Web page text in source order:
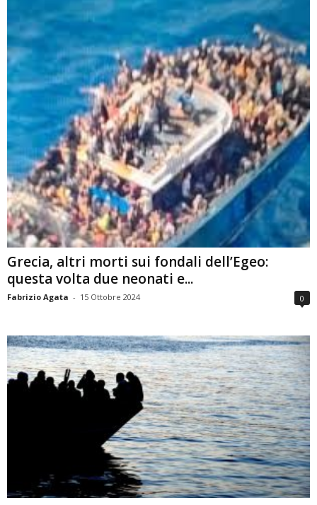
Grecia, altri morti sui fondali dell’Egeo:
questa volta due neonati e...
Fabrizio Agata - 15 Ottobre 2024 0